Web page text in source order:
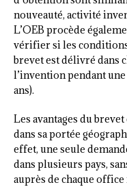
nouveauté, activité
L’OEB procède
vérifier si les
brevet est délivré dans
l’invention pendant
ans).
Les avantages du
dans sa portée
effet, une seule
dans plusieurs pays,
auprès de chaque